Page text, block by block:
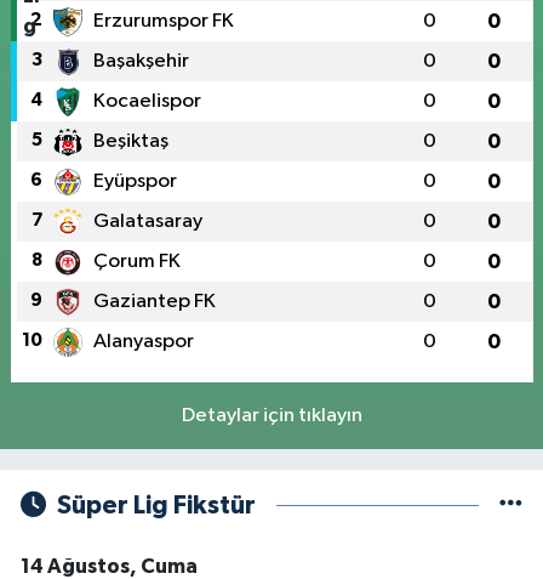
2 Erzurumspor FK 0 0
3 Başakşehir 0 0
4 Kocaelispor 0 0
5 Beşiktaş 0 0
6 Eyüpspor 0 0
7 Galatasaray 0 0
8 Çorum FK 0 0
9 Gaziantep FK 0 0
10 Alanyaspor 0 0
Detaylar için tıklayın
Süper Lig Fikstür
14 Ağustos, Cuma